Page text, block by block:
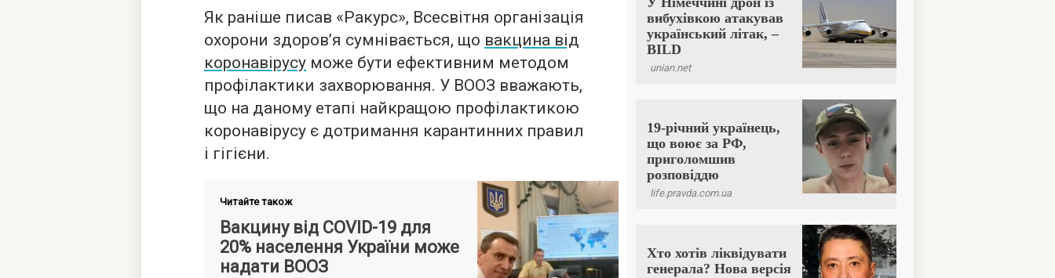
Як раніше писав «Ракурс», Всесвітня організація
охорони здоров’я сумнівається, що вакцина від
коронавірусу може бути ефективним методом
профілактики захворювання. У ВООЗ вважають,
що на даному етапі найкращою профілактикою
коронавірусу є дотримання карантинних правил
і гігієни.
Читайте також
Вакцину від COVID-19 для
20% населення України може
надати ВООЗ